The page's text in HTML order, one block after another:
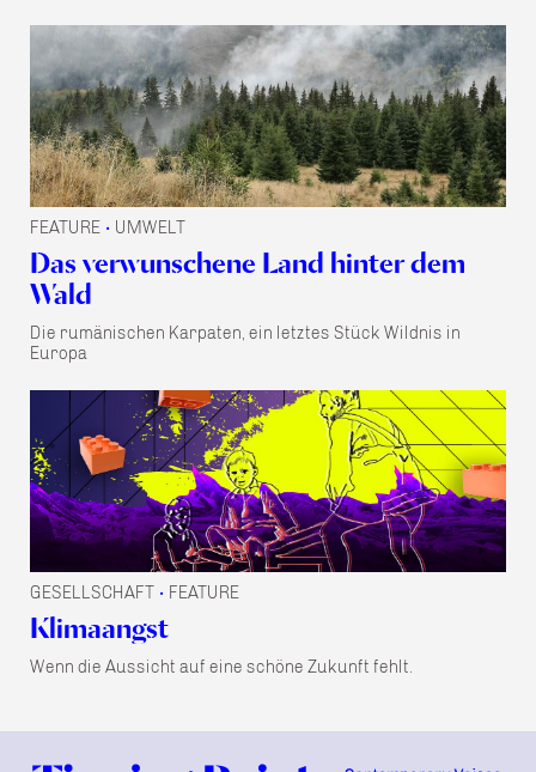
FEATURE • UMWELT
Das verwunschene Land hinter dem
Wald
Die rumänischen Karpaten, ein letztes Stück Wildnis in
Europa
GESELLSCHAFT • FEATURE
Klimaangst
Wenn die Aussicht auf eine schöne Zukunft fehlt.